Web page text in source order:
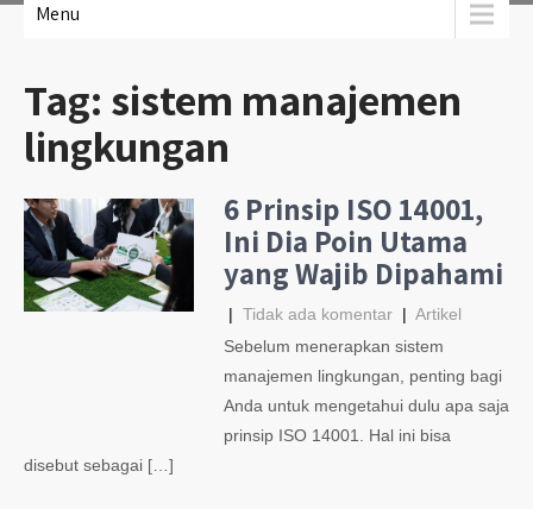
Menu
Tag: sistem manajemen
lingkungan
6 Prinsip ISO 14001,
Ini Dia Poin Utama
yang Wajib Dipahami
| Tidak ada komentar | Artikel
Sebelum menerapkan sistem
manajemen lingkungan, penting bagi
Anda untuk mengetahui dulu apa saja
prinsip ISO 14001. Hal ini bisa
disebut sebagai […]